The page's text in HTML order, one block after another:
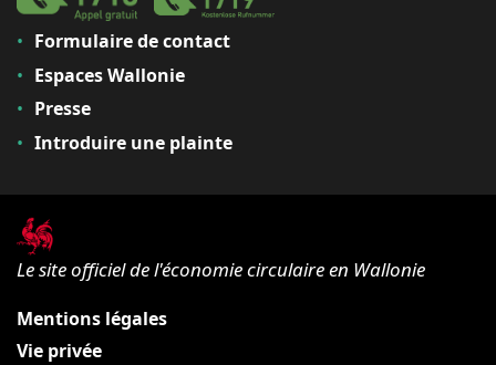
Formulaire de contact
Espaces Wallonie
Presse
Introduire une plainte
Le site officiel de l'économie circulaire en Wallonie
Mentions légales
Vie privée